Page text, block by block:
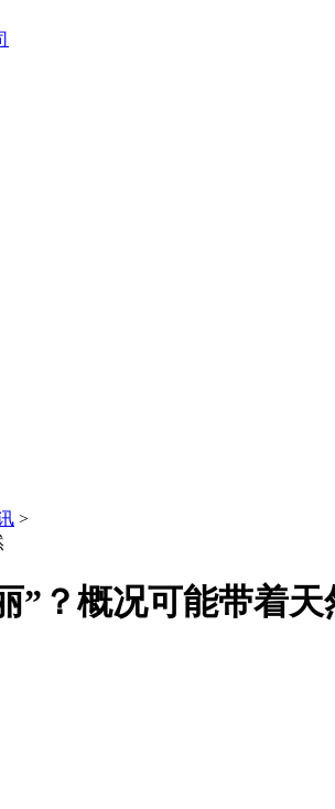
>
”？概况可能带着天